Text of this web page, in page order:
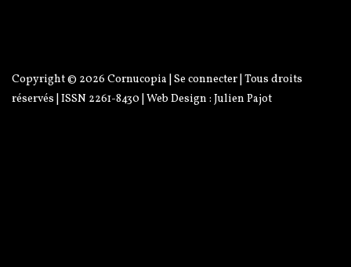
Copyright © 2026 Cornucopia Se connecter | Tous droits
réservés | ISSN 2261-8430 | Web Design : Julien Pajot